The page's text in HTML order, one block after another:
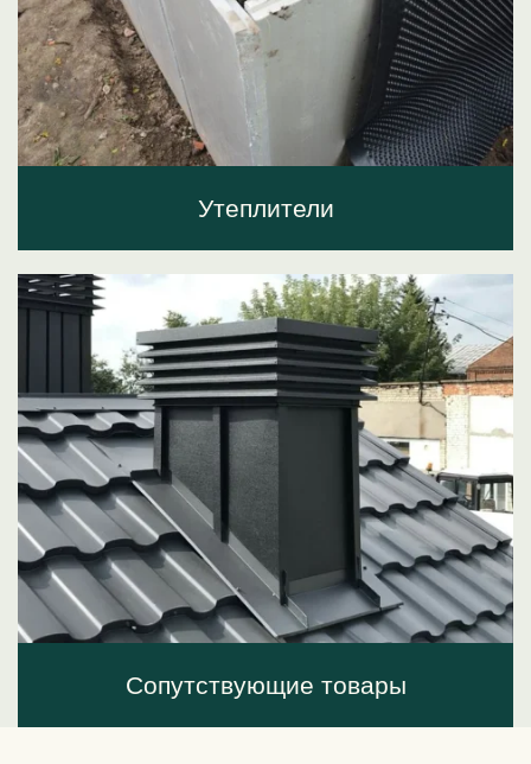
Утеплители
Сопутствующие товары